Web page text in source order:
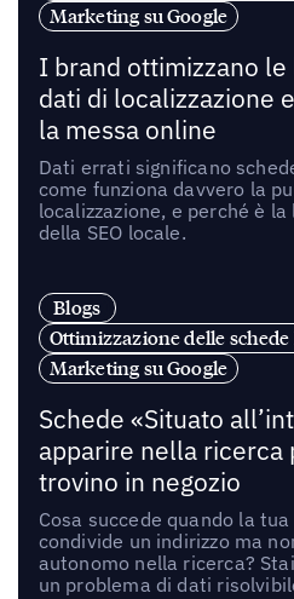
Marketing su Google
I brand ottimizzano
dati di localizzazione
la messa online
Dati errati significano
come funziona davvero la
localizzazione, e perché è
della SEO locale.
Blogs
Ottimizzazione delle
Marketing su Google
Schede «Situato
apparire nella ricerca
trovino in negozio
Cosa succede quando la
condivide un indirizzo ma
autonomo nella ricerca?
un problema di dati